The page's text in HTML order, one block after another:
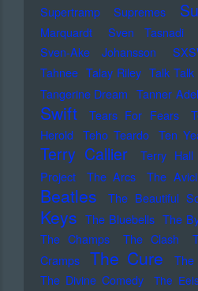
Supertramp
Supremes
Marquardt
Sven Tasnadi
Sven-Ake Johansson
Tahnee Talay Riley Talk Talk
Tangerine Dream Tanner
Swift
Tears For Fears
Herold
Teho Teardo Ten
Terry Callier Terry Hall
Project
The Arcs The
Beatles
The Beautiful
Keys The Bluebells The
The Champs
The Clash
Cramps
The Cure
The Divine Comedy
The